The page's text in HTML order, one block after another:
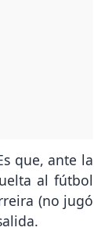
que, ante la
al fútbol
(no jugó